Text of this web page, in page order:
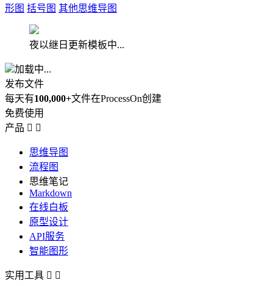
形图 括号图 其他思维导图
夜以继日更新模板中...
加载中...
发布文件
每天有100,000+文件在ProcessOn创建
免费使用
产品  
思维导图
流程图
思维笔记
Markdown
在线白板
原型设计
API服务
智能图形
实用工具  